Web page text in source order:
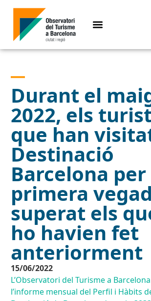
Durant el
2022, els
que han
Destinació
Barcelona per
primera
superat els
ho havien fet
anteriorment
15/06/2022
L’Observatori del Turisme a
l’informe mensual del Perfil i Hàbits